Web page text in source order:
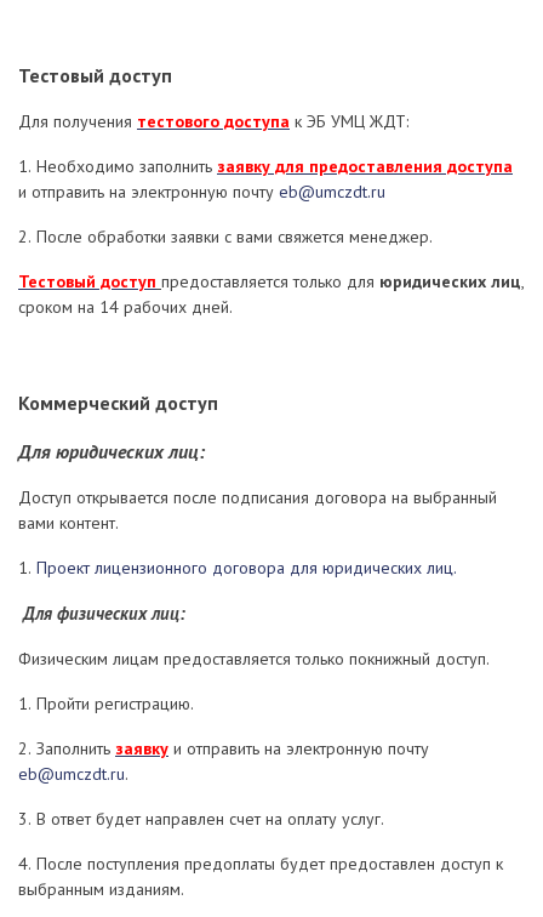
Тестовый доступ
Для получения тестового доступа к ЭБ УМЦ ЖДТ:
1. Необходимо заполнить заявку для предоставления доступа
и отправить на электронную почту eb@umczdt.ru
2. После обработки заявки с вами свяжется менеджер.
Тестовый доступ предоставляется только для юридических лиц,
сроком на 14 рабочих дней.
Коммерческий доступ
Для юридических лиц:
Доступ открывается после подписания договора на выбранный
вами контент.
1. Проект лицензионного договора для юридических лиц.
Для физических лиц:
Физическим лицам предоставляется только покнижный доступ.
1. Пройти регистрацию.
2. Заполнить заявку и отправить на электронную почту
eb@umczdt.ru.
3. В ответ будет направлен счет на оплату услуг.
4. После поступления предоплаты будет предоставлен доступ к
выбранным изданиям.